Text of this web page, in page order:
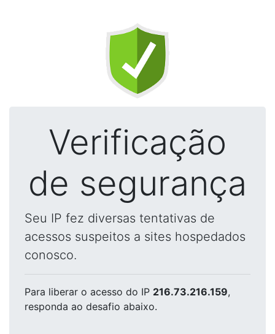
Verificação
de segurança
Seu IP fez diversas tentativas de
acessos suspeitos a sites hospedados
conosco.
Para liberar o acesso do IP 216.73.216.159,
responda ao desafio abaixo.